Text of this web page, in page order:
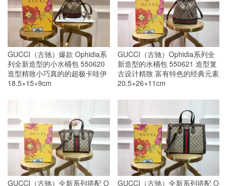
GUCCI（古驰）爆款 Ophidia系
列全新造型的小水桶包 550620
造型精致小巧真的的超极卡哇伊
18.5×15×9cm
GUCCI（古驰）Ophidia系列全
新造型的水桶包 550621 造型复
古设计精致 富有特色的经典元素
20.5×26×11cm
GUCCI（古驰）全新系列搭配 O
GUCCI（古驰）全新系列搭配 O